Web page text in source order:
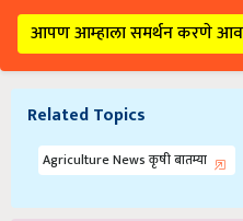
आपण आम्हाला समर्थन करणे
Related Topics
Agriculture News कृषी बातम्या